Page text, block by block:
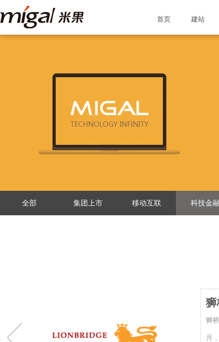
首页 建站
全部 集团上市 移动互联 科技金
狮
狮
月